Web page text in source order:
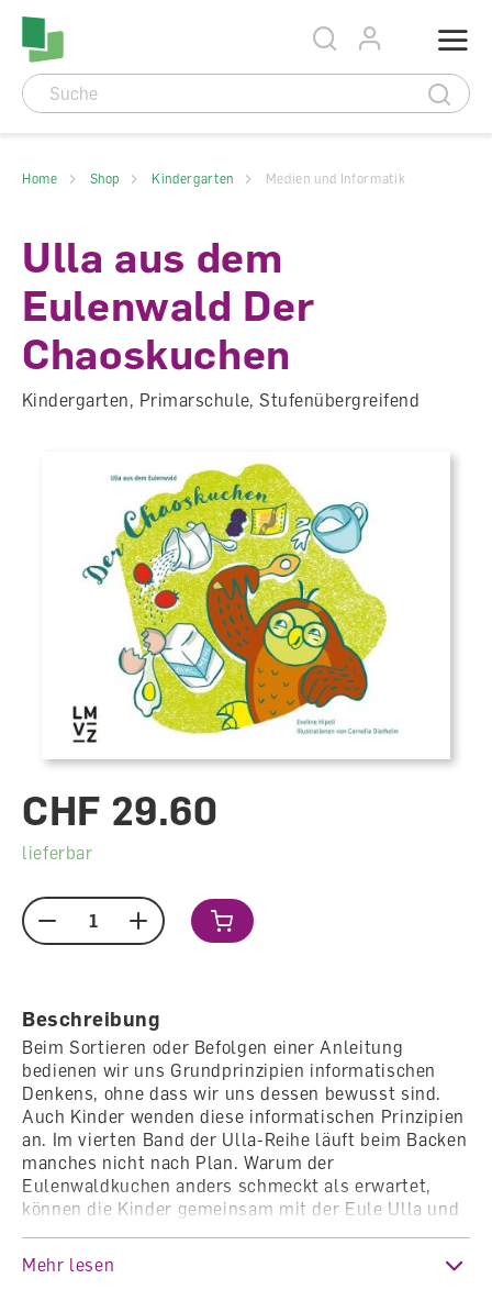
Accesskey Navigation
Seitenanfang
Direkt
Hauptnavigation
Direkt
zum
Hauptinhalt
Direkt
zum
Direkt
Home Shop Kindergarten Medien und Informatik
Ulla aus dem
Eulenwald Der
Chaoskuchen
Kindergarten, Primarschule, Stufenübergreifend
CHF 29.60
lieferbar
Menge
Beschreibung
Beim Sortieren oder Befolgen einer Anleitung
bedienen wir uns Grundprinzipien informatischen
Denkens, ohne dass wir uns dessen bewusst sind.
Auch Kinder wenden diese informatischen Prinzipien
an. Im vierten Band der Ulla-Reihe läuft beim Backen
manches nicht nach Plan. Warum der
Eulenwaldkuchen anders schmeckt als erwartet,
können die Kinder gemeinsam mit der Eule Ulla und
ihren Freunden herausfinden.
Kostelose Zusatzmaterialien zu Ulla aus dem
Mehr lesen